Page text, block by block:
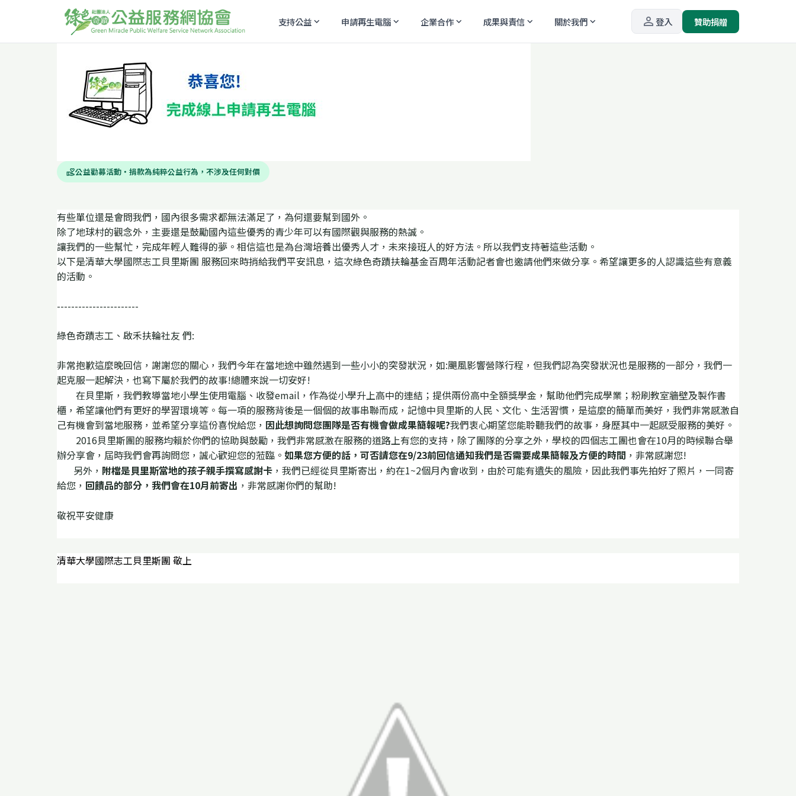
支持公益expand_more 申請再生電腦expand_more 企業合作expand_more 成果與責信expand_more 關於我們expand_more person_outline登入 贊助捐贈
volunteer_activism公益勸募活動・捐款為純粹公益行為，不涉及任何對價
有些單位還是會問我們，國內很多需求都無法滿足了，為何還要幫到國外。
除了地球村的觀念外，主要還是鼓勵國內這些優秀的青少年可以有國際觀與服務的熱誠。
讓我們的一些幫忙，完成年輕人難得的夢。相信這也是為台灣培養出優秀人才，未來接班人的好方法。所以我們支持著這些活動。
以下是清華大學國際志工貝里斯團 服務回來時捎給我們平安訊息，這次綠色奇蹟扶輪基金百周年活動記者會也邀請他們來做分享。希望讓更多的人認識這些有意義
的活動。
-----------------------
綠色奇蹟志工、啟禾扶輪社友 們:
非常抱歉這麼晚回信，謝謝您的關心，我們今年在當地途中雖然遇到一些小小的突發狀況，如:颶風影響營隊行程，但我們認為突發狀況也是服務的一部分，我們一
起克服一起解決，也寫下屬於我們的故事!總體來說一切安好!
在貝里斯 ，我們教導當地小學生使用電腦、收發email ，作為從小學升上高中的連結；提供兩份高中全額獎學金，幫助他們完成學業；粉刷教室牆壁及製作書
櫃，希望讓他們有更好的學習環境等。每一項的服務背後是一個個的故事串聯而成，記憶中貝里斯的人民、文化、生活習慣，是這麼的簡單而美好，我們非常感激自
己有機會到當地服務，並希望分享這份喜悅給您， 因此想詢問您團隊是否有機會做成果簡報呢?我們衷心期望您能聆聽我們的故事，身歷其中一起感受服務的美好 。
2016貝里斯團的服務均賴於你們的協助與鼓勵，我們非常感激在服務的道路上有您的支持，除了團隊的分享之外，學校的四個志工團也會在10月的時候聯合舉
辦分享會，屆時我們會再詢問您，誠心歡迎您的蒞臨。 如果您方便的話，可否請您在9/23前回信通知我們是否需要成果簡報及方便的時間 ， 非常感謝您!
另外， 附檔是貝里斯當地的孩子親手撰寫感謝卡 ，我們已經從貝里斯寄出，約在1~2個月內會收到，由於可能有遺失的風險，因此我們事先拍好了照片，一同寄
給您， 回饋品的部分，我們會在10月前寄出 ，非常感謝你們的幫助!
敬祝平安健康
清華大學國際志工貝里斯團 敬上